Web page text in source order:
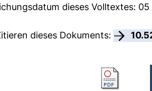
dieses Volltextes: 05
dieses Dokuments: